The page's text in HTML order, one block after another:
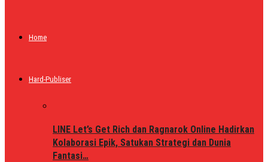
Home
Hard-Publiser
LINE Let’s Get Rich dan Ragnarok Online Hadirkan
Kolaborasi Epik, Satukan Strategi dan Dunia
Fantasi…